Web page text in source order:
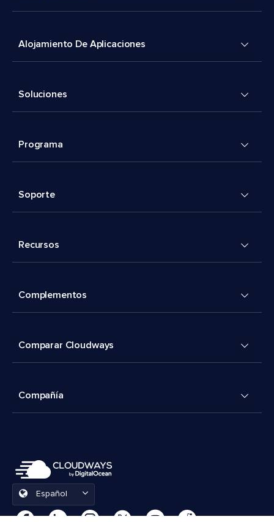
Alojamiento De Aplicaciones
Soluciones
Programa
Soporte
Recursos
Complementos
Comparar Cloudways
Compañía
Español